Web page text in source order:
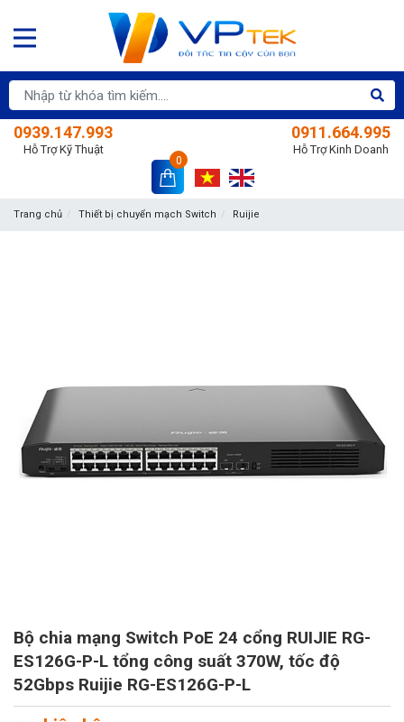
0939.147.993
Hỗ Trợ Kỹ Thuật
0911.664.995
Hỗ Trợ Kinh Doanh
0
Trang chủ Thiết bị chuyển mạch Switch Ruijie
Bộ chia mạng Switch PoE 24 cổng RUIJIE RG-
ES126G-P-L tổng công suất 370W, tốc độ
52Gbps Ruijie RG-ES126G-P-L